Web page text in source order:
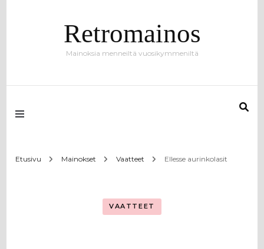
Retromainos
Mainoksia menneiltä vuosikymmeniltä
Etusivu Mainokset Vaatteet Ellesse aurinkolasit
VAATTEET